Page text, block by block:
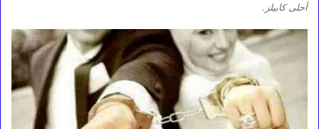
أحلى كابيلز.